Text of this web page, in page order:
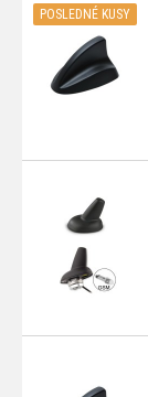
POSLEDNÉ KUSY